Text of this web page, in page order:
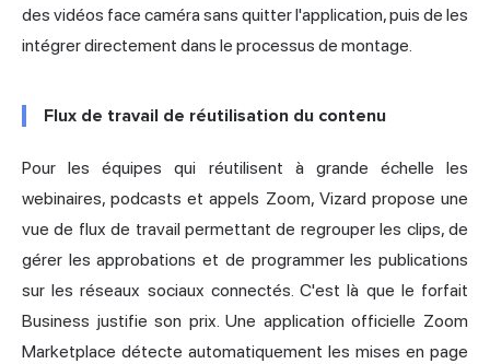
des vidéos face caméra sans quitter l'application, puis de les
intégrer directement dans le processus de montage.
Flux de travail de réutilisation du contenu
Pour les équipes qui réutilisent à grande échelle les
webinaires, podcasts et appels Zoom, Vizard propose une
vue de flux de travail permettant de regrouper les clips, de
gérer les approbations et de programmer les publications
sur les réseaux sociaux connectés. C'est là que le forfait
Business justifie son prix. Une application officielle Zoom
Marketplace détecte automatiquement les mises en page